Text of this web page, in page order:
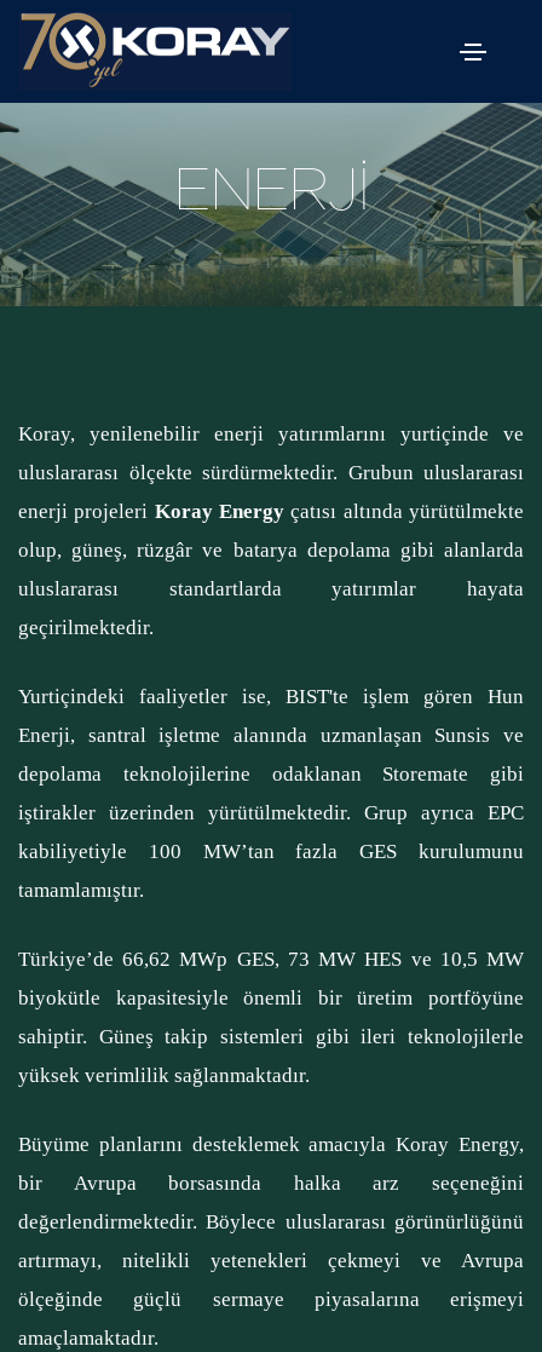
ENERJİ
Koray, yenilenebilir enerji yatırımlarını yurtiçinde ve
uluslararası ölçekte sürdürmektedir. Grubun uluslararası
enerji projeleri Koray Energy çatısı altında yürütülmekte
olup, güneş, rüzgâr ve batarya depolama gibi alanlarda
uluslararası standartlarda yatırımlar hayata
geçirilmektedir.
Yurtiçindeki faaliyetler ise, BIST'te işlem gören Hun
Enerji, santral işletme alanında uzmanlaşan Sunsis ve
depolama teknolojilerine odaklanan Storemate gibi
iştirakler üzerinden yürütülmektedir. Grup ayrıca EPC
kabiliyetiyle 100 MW’tan fazla GES kurulumunu
tamamlamıştır.
Türkiye’de 66,62 MWp GES, 73 MW HES ve 10,5 MW
biyokütle kapasitesiyle önemli bir üretim portföyüne
sahiptir. Güneş takip sistemleri gibi ileri teknolojilerle
yüksek verimlilik sağlanmaktadır.
Büyüme planlarını desteklemek amacıyla Koray Energy,
bir Avrupa borsasında halka arz seçeneğini
değerlendirmektedir. Böylece uluslararası görünürlüğünü
artırmayı, nitelikli yetenekleri çekmeyi ve Avrupa
ölçeğinde güçlü sermaye piyasalarına erişmeyi
amaçlamaktadır.